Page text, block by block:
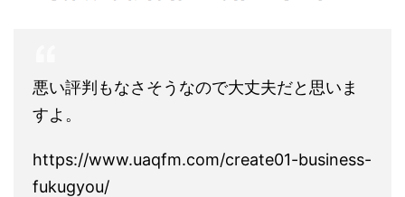
悪い評判もなさそうなので大丈夫だと思いま
すよ。
https://www.uaqfm.com/create01-business-
fukugyou/